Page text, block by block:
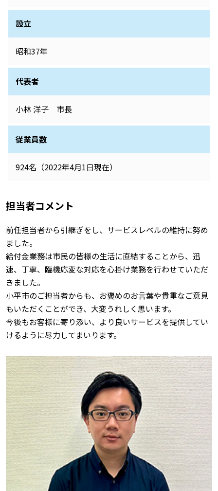
設立
昭和37年
代表者
小林 洋子 市長
従業員数
924名（2022年4月1日現在）
担当者コメント
前任担当者から引継ぎをし、サービスレベルの維持に努め
ました。
給付金業務は市民の皆様の生活に直結することから、迅
速、丁寧、臨機応変な対応を心掛け業務を行わせていただ
きました。
小平市のご担当者からも、お褒めのお言葉や貴重なご意見
もいただくことができ、大変うれしく思います。
今後もお客様に寄り添い、より良いサービスを提供してい
けるように尽力してまいります。